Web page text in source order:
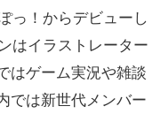
っ！からデビューし
はイラストレーター
はゲーム実況や雑談
では新世代メンバー